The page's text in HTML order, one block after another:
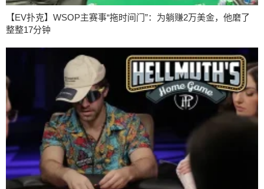
【EV扑克】WSOP主赛事“拖时间门”：为躺赚2万美金，他磨了
整整17分钟